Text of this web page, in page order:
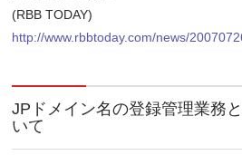
(RBB TODAY)
http://www.rbbtoday.com/news/
JPドメイン名の登録管理業務
いて